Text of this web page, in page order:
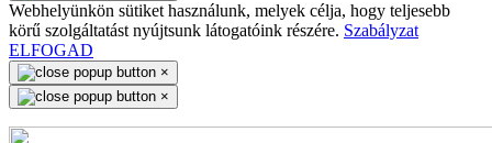
Webhelyünkön sütiket használunk, melyek célja, hogy teljesebb
körű szolgáltatást nyújtsunk látogatóink részére. Szabályzat
ELFOGAD
×
×